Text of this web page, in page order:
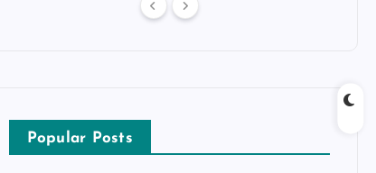
Popular Posts